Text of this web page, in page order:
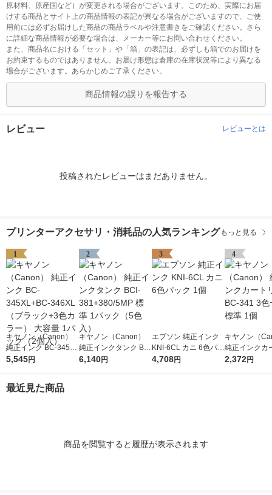
原材料、原産国など）が変更される場合がございます。このため、実際にお届
けする商品とサイト上の商品情報の表記が異なる場合がございますので、ご使
用前には必ずお届けした商品の商品ラベルや注意書きをご確認ください。さら
に詳細な商品情報が必要な場合は、メーカー等にお問い合わせください。
また、商品名における「セット」や「箱」の表記は、必ずしも箱でのお届けを
お約束するものではありません。お届け形態は倉庫の在庫状況等により異なる
場合がございます。あらかじめご了承ください。
商品情報の誤りを報告する
レビュー レビューとは
投稿されたレビューはまだありません。
プリンターアクセサリ・消耗品の人気ランキング もっと見る
1
キヤノン（Canon）
純正インク BC-345XL
+BC-346XL （ブラッ
5,545円
2
キヤノン（Canon）
純正インクタンク BCI
-381+380/5MP 標準 1
6,140円
3
エプソン 純正インク
KNI-6CL カニ 6色パッ
ク 1個
4,708円
4
キヤノン（
純正インクカ
ジ BC-341 3
2,372円
最近見た商品
商品を閲覧すると履歴が表示されます